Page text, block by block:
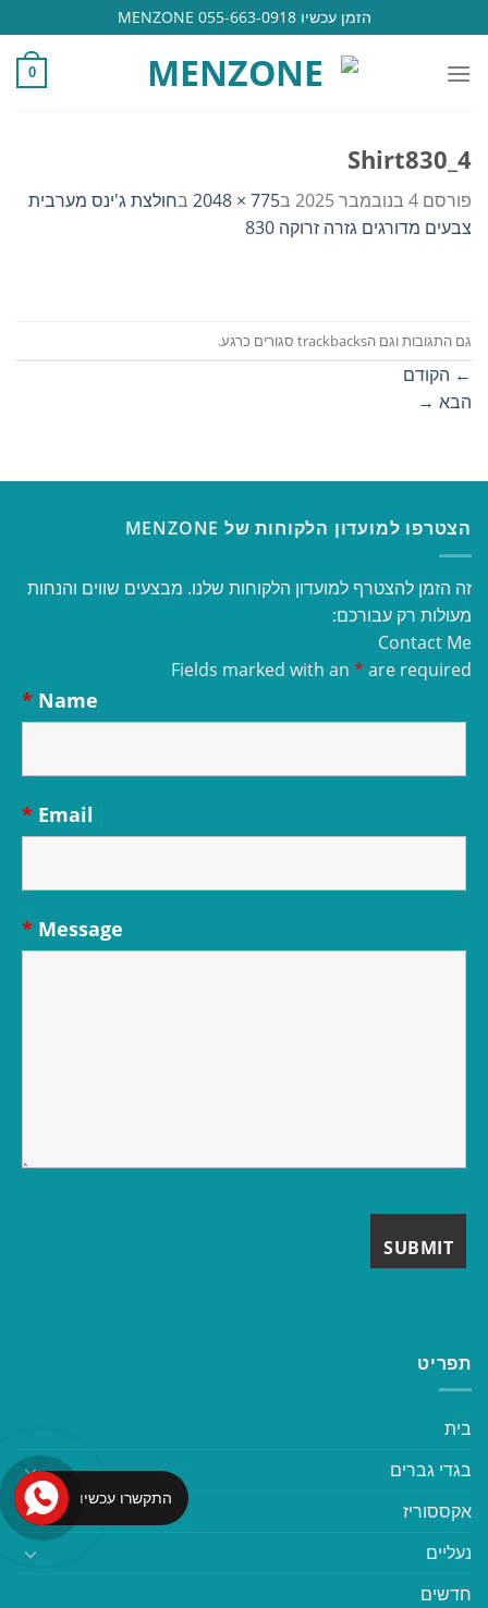
to
content
הזמן עכשיו 055-663-0918 MENZONE
0
Shirt830_4
פורסם 4 בנובמבר 2025 ב775 × 2048 בחולצת ג'ינס מערבית
צבעים מדורגים גזרה זרוקה 830
גם התגובות וגם הtrackbacks סגורים כרגע.
← הקודם
הבא →
הצטרפו למועדון הלקוחות של MENZONE
זה הזמן להצטרף למועדון הלקוחות שלנו. מבצעים שווים והנחות
מעולות רק עבורכם:
Contact Me
Fields marked with an * are required
Name
*
Email
*
Message
*
תפריט
בית
בגדי גברים
אקססוריז
נעליים
חדשים
התקשרו עכשיו